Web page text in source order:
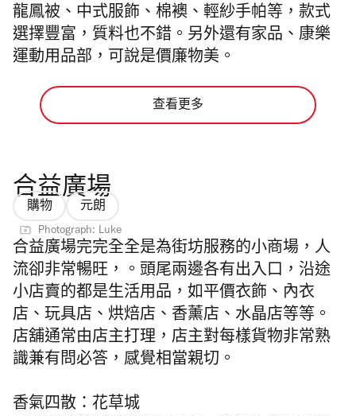
龍鳳被、中式服飾、棉襖、輕紗手帕等，款式
選擇豐富，質料也不錯。另外還有家品、康樂
運動用品部，可說是價廉物美。
查看更多
合益廣場
購物 元朗
Photograph: Luke
合益廣場完完全全是為街坊服務的小商場，人
流卻非常暢旺，。頭尾兩邊各有出入口，沿途
小店賣的都是生活用品，如平價衣飾、內衣
店、玩具店、烘焙店、香薰店、水晶店等等。
店舖通常由店主打理，店主對每樣貨物非常熟
識兼有問必答，感覺相當親切。
香氣四散：花草城